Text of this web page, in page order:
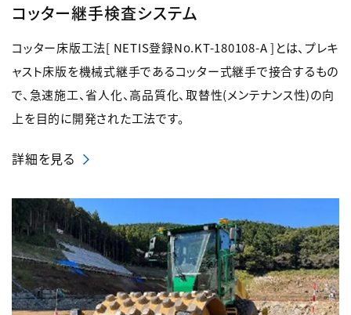
コッター継手検査システム
コッター床版工法[ NETIS登録No.KT-180108-A ]とは、プレキ
ャスト床版を機械式継手であるコッター式継手で接合するもの
で、急速施工、省人化、高品質化、取替性(メンテナンス性)の向
上を目的に開発された工法です。
詳細を見る